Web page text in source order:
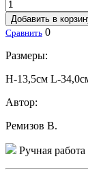
Добавить в
Сравнить 0
Размеры:
Н-13,5см L-
Автор:
Ремизов В.
Ручная работа